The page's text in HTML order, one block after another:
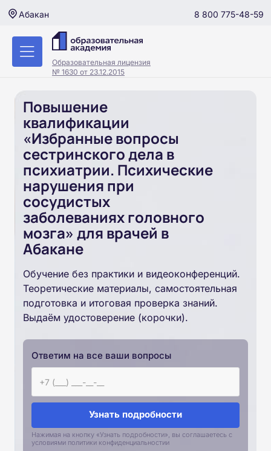
Абакан 8 800 775-48-59
Образовательная лицензия
№ 1630 от 23.12.2015
Повышение
квалификации
«Избранные вопросы
сестринского дела в
психиатрии. Психические
нарушения при
сосудистых
заболеваниях головного
мозга» для врачей в
Абакане
Обучение без практики и видеоконференций.
Теоретические материалы, самостоятельная
подготовка и итоговая проверка знаний.
Выдаём удостоверение (корочки).
Ответим на все ваши вопросы
Узнать подробности
Нажимая на кнопку «Узнать подробности», вы соглашаетесь с
условиями политики конфиденциальностии